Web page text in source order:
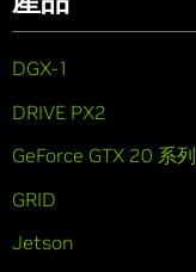
DGX-1
DRIVE PX2
GeForce GTX 20 系列
GRID
Jetson